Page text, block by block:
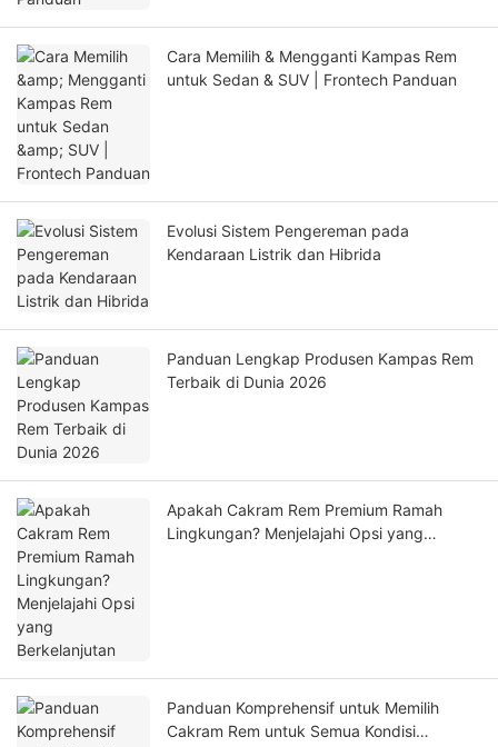
Cara Memilih & Mengganti Kampas Rem
untuk Sedan & SUV | Frontech Panduan
Evolusi Sistem Pengereman pada
Kendaraan Listrik dan Hibrida
Panduan Lengkap Produsen Kampas Rem
Terbaik di Dunia 2026
Apakah Cakram Rem Premium Ramah
Lingkungan? Menjelajahi Opsi yang
Panduan Komprehensif untuk Memilih
Cakram Rem untuk Semua Kondisi